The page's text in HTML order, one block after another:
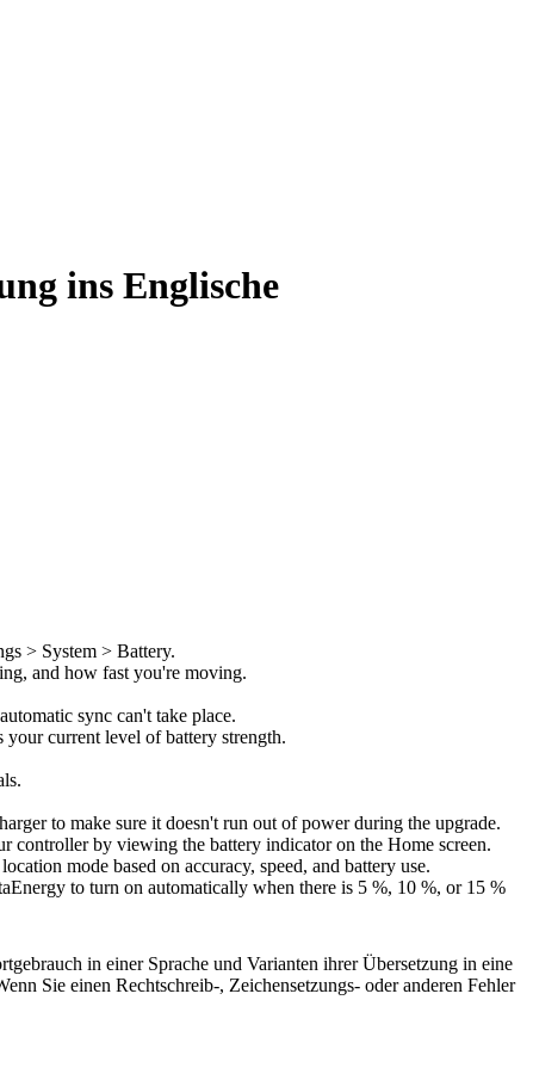
ins Englische
> System > Battery.
and how fast you're moving.
sync can't take place.
your current level of battery strength.
to make sure it doesn't run out of power during the upgrade.
controller by viewing the battery indicator on the Home screen.
mode based on accuracy, speed, and battery use.
to turn on automatically when there is 5 %, 10 %, or 15 %
in einer Sprache und Varianten ihrer Übersetzung in eine
Sie einen Rechtschreib-, Zeichensetzungs- oder anderen Fehler